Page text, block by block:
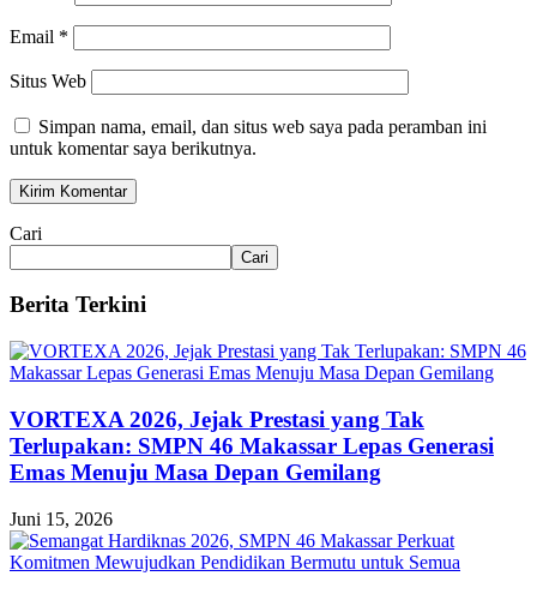
Email *
Situs Web
Simpan nama, email, dan situs web saya pada peramban ini
untuk komentar saya berikutnya.
Cari
Cari
Berita Terkini
VORTEXA 2026, Jejak Prestasi yang Tak
Terlupakan: SMPN 46 Makassar Lepas Generasi
Emas Menuju Masa Depan Gemilang
Juni 15, 2026